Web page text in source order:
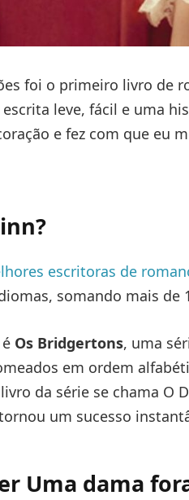
foi o primeiro livro de
leve, fácil e uma
e fez com que eu
escritoras de
somando mais de
Os Bridgertons, uma
em ordem
da série se chama O
um sucesso
Uma dama